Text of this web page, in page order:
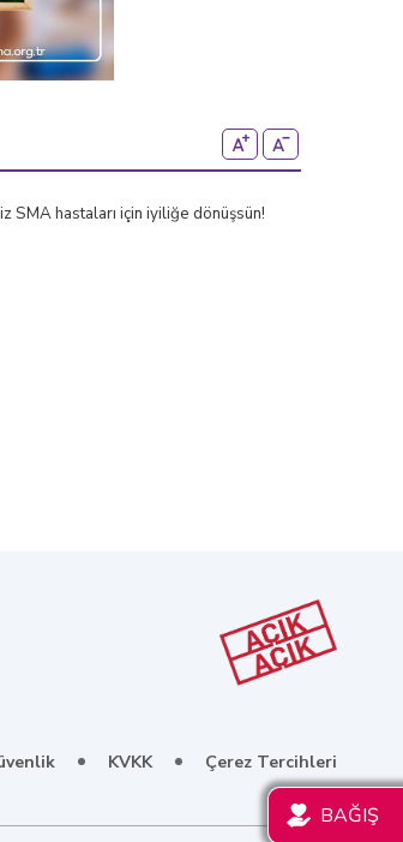
BAĞIŞ
SMA hastaları için iyiliğe dönüşsün!
KVKK Çerez Tercihleri